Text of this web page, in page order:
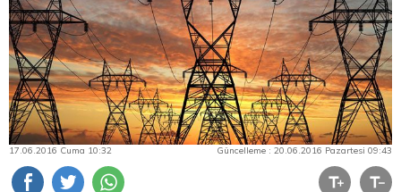
17.06.2016 Cuma 10:32 Güncelleme : 20.06.2016 Pazartesi 09:43